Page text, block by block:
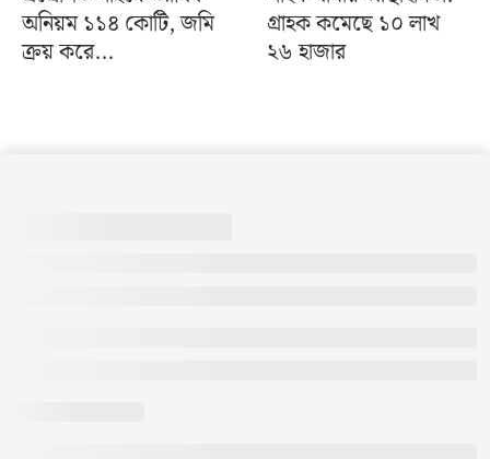
অনিয়ম ১১৪ কোটি, জমি
ক্রয় করে...
গ্রাহক কমেছে ১০ লাখ
২৬ হাজার